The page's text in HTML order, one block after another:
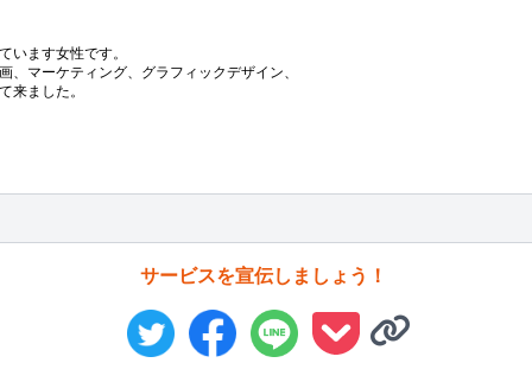
います女性です。
、マーケティング、グラフィックデザイン、
来ました。
サービスを宣伝しましょう！